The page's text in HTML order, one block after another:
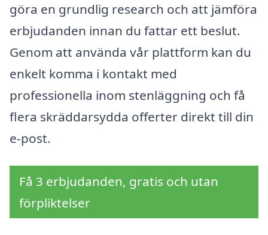
göra en grundlig research och att jämföra
erbjudanden innan du fattar ett beslut.
Genom att använda vår plattform kan du
enkelt komma i kontakt med
professionella inom stenläggning och få
flera skräddarsydda offerter direkt till din
e-post.
Få 3 erbjudanden, gratis och utan
förpliktelser